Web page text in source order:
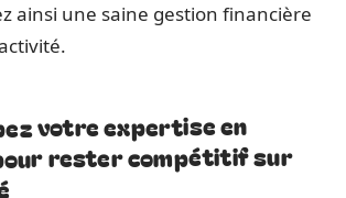
ainsi une saine gestion financière
votre expertise en
rester compétitif sur